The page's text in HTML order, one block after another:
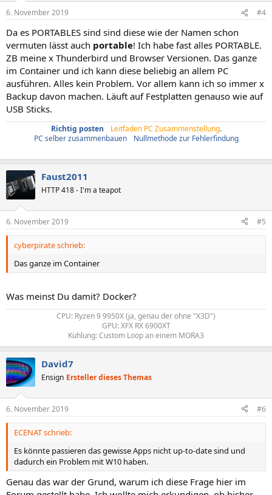
6. November 2019 #4
Da es PORTABLES sind sind diese wie der Namen schon
vermuten lässt auch portable! Ich habe fast alles PORTABLE.
ZB meine x Thunderbird und Browser Versionen. Das ganze
im Container und ich kann diese beliebig an allem PC
ausführen. Alles kein Problem. Vor allem kann ich so immer x
Backup davon machen. Läuft auf Festplatten genauso wie auf
USB Sticks.
Richtig posten Leitfaden PC Zusammenstellung.
PC selber zusammenbauen
Nullmethode zur Fehlerfindung
Faust2011
HTTP 418 - I'm a teapot
6. November 2019 #5
cyberpirate schrieb:
Das ganze im Container
Was meinst Du damit? Docker?
CPU: Ryzen 9 9950X (ja, genau der ohne "X3D")
GPU: XFX RX 6900XT
Kühlung: Custom Loop an einem MORA3​
David7
Ensign Ersteller dieses Themas
6. November 2019 #6
ECENAT schrieb:
Es könnte passieren das gewisse Apps nicht up-to-date sind und
dadurch ein Problem mit W10 haben.
Genau das war der Grund, warum ich diese Frage hier im